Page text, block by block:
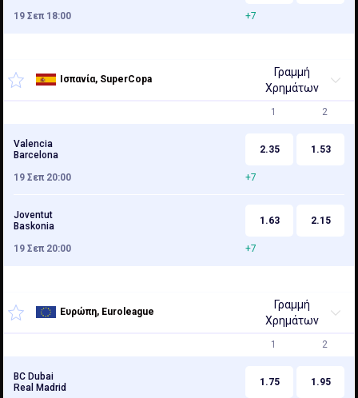
19 Σεπ 18:00 +7
Ισπανία, SuperCopa
Γραμμή
Χρημάτων
1 2
Valencia
Barcelona
2.35 1.53
19 Σεπ 20:00 +7
Joventut
Baskonia
1.63 2.15
19 Σεπ 20:00 +7
Ευρώπη, Euroleague
Γραμμή
Χρημάτων
1 2
BC Dubai
Real Madrid
1.75 1.95